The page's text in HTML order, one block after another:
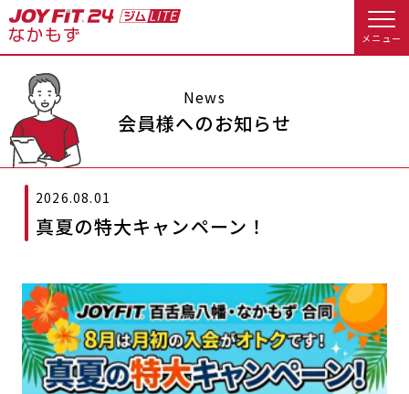
メニュー
店舗トップ
会員の方へトップ
会員様へのお知らせ
オプション料金
店舗情報・サービス よくあるご質問
店舗へのお問い合わせ
入会のお手続きをする
入会するトップ
Appで入会手続き料金・サービス等詳しく見る
入会を悩まれている方へトップ
News
会員様へのお知らせ
2026.08.01
真夏の特大キャンペーン！